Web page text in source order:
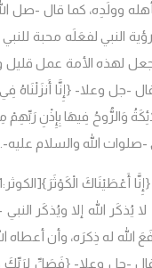
وولَدِه، كما قال -صل
النبي لفعَلَه محبة
جعل لهذه الأمة عمل
-جل وعلا-{إِنَّا أَنزَلْنَاهُ
وَالرُّوحُ فِيهَا بِإِذْنِ
-صلوات الله والسلام عليه-.
{إِنَّا أَعْطَيْنَاكَ الْكَوْثَرَ}
لا يُذكَر الله إلا ويُذكَر
الله له ذِكرَه، وأن أعطاه
قال -جل وعلا-{فَصَلِّ لِرَبِّكَ